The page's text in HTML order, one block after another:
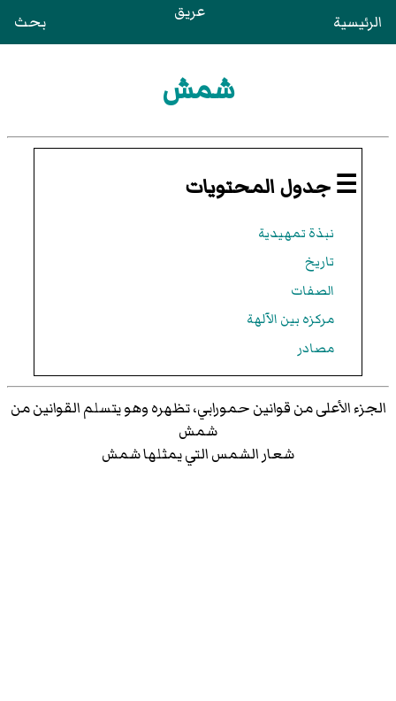
الرئيسية عريق بحث
شمش
☰ جدول المحتويات
نبذة تمهيدية
تاريخ
الصفات
مركزه بين الآلهة
مصادر
الجزء الأعلى من قوانين حمورابي، تظهره وهو يتسلم القوانين من
شمش
شعار الشمس التي يمثلها شمش